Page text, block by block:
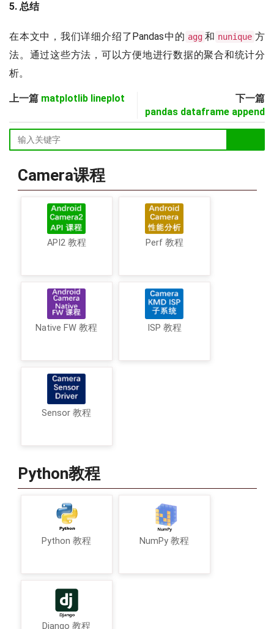
5. 总结
在本文中，我们详细介绍了Pandas中的 agg 和 nunique 方
法。通过这些方法，可以方便地进行数据的聚合和统计分
析。
上一篇 matplotlib lineplot
下一篇
pandas dataframe append
Camera课程
API2 教程 Perf 教程
Native FW 教程 ISP 教程
Sensor 教程
Python教程
Python 教程 NumPy 教程
Django 教程